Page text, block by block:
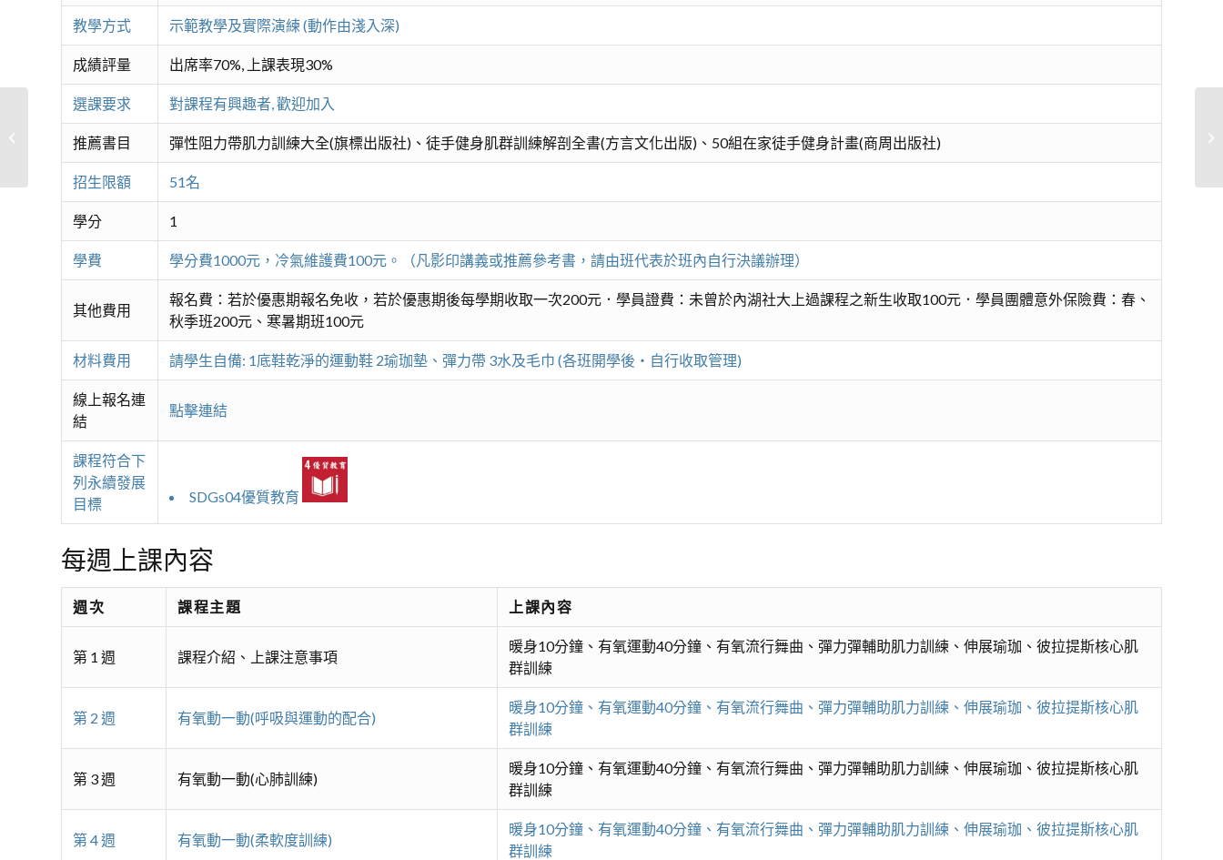
教學方式 示範教學及實際演練 (動作由淺入深)
成績評量 出席率70%, 上課表現30%
選課要求 對課程有興趣者, 歡迎加入
推薦書目 彈性阻力帶肌力訓練大全(旗標出版社)、徒手健身肌群訓練解剖全書(方言文化出版)、50組在家徒手健身計畫(商周出版社)
招生限額 51名
學分 1
學費 學分費1000元，冷氣維護費100元。（凡影印講義或推薦參考書，請由班代表於班內自行決議辦理）
其他費用
報名費：若於優惠期報名免收，若於優惠期後每學期收取一次200元．學員證費：未曾於內湖社大上過課程之新生收取100元．學員團體意外保險費：春、
秋季班200元、寒暑期班100元
材料費用 請學生自備: 1底鞋乾淨的運動鞋 2瑜珈墊、彈力帶 3水及毛巾 (各班開學後‧自行收取管理)
線上報名連
結
點擊連結
課程符合下
列永續發展
目標
SDGs04優質教育
每週上課內容
週次 課程主題 上課內容
第 1 週 課程介紹、上課注意事項
暖身10分鐘、有氧運動40分鐘、有氧流行舞曲、彈力彈輔助肌力訓練、伸展瑜珈、彼拉提斯核心肌
群訓練
第 2 週 有氧動一動(呼吸與運動的配合)
暖身10分鐘、有氧運動40分鐘、有氧流行舞曲、彈力彈輔助肌力訓練、伸展瑜珈、彼拉提斯核心肌
群訓練
第 3 週 有氧動一動(心肺訓練)
暖身10分鐘、有氧運動40分鐘、有氧流行舞曲、彈力彈輔助肌力訓練、伸展瑜珈、彼拉提斯核心肌
群訓練
第 4 週 有氧動一動(柔軟度訓練)
暖身10分鐘、有氧運動40分鐘、有氧流行舞曲、彈力彈輔助肌力訓練、伸展瑜珈、彼拉提斯核心肌
群訓練
健康有氧&瑜珈提斯